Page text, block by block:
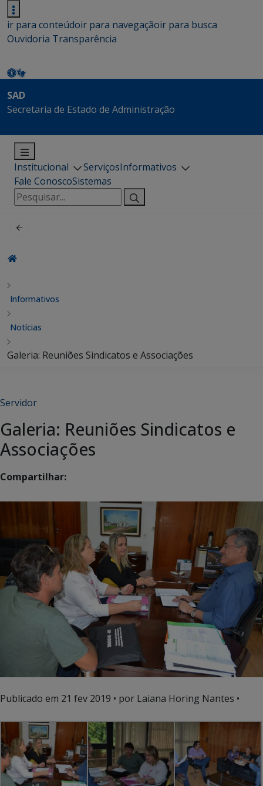
ir para conteúdoir para navegaçãoir para busca
Ouvidoria Transparência
SAD
Secretaria de Estado de Administração
Institucional ServiçosInformativos
Fale ConoscoSistemas
Pesquisar
por:
Informativos
Notícias
Galeria: Reuniões Sindicatos e Associações
Servidor
Galeria: Reuniões Sindicatos e
Associações
Compartilhar:
Publicado em 21 fev 2019 • por Laiana Horing Nantes •